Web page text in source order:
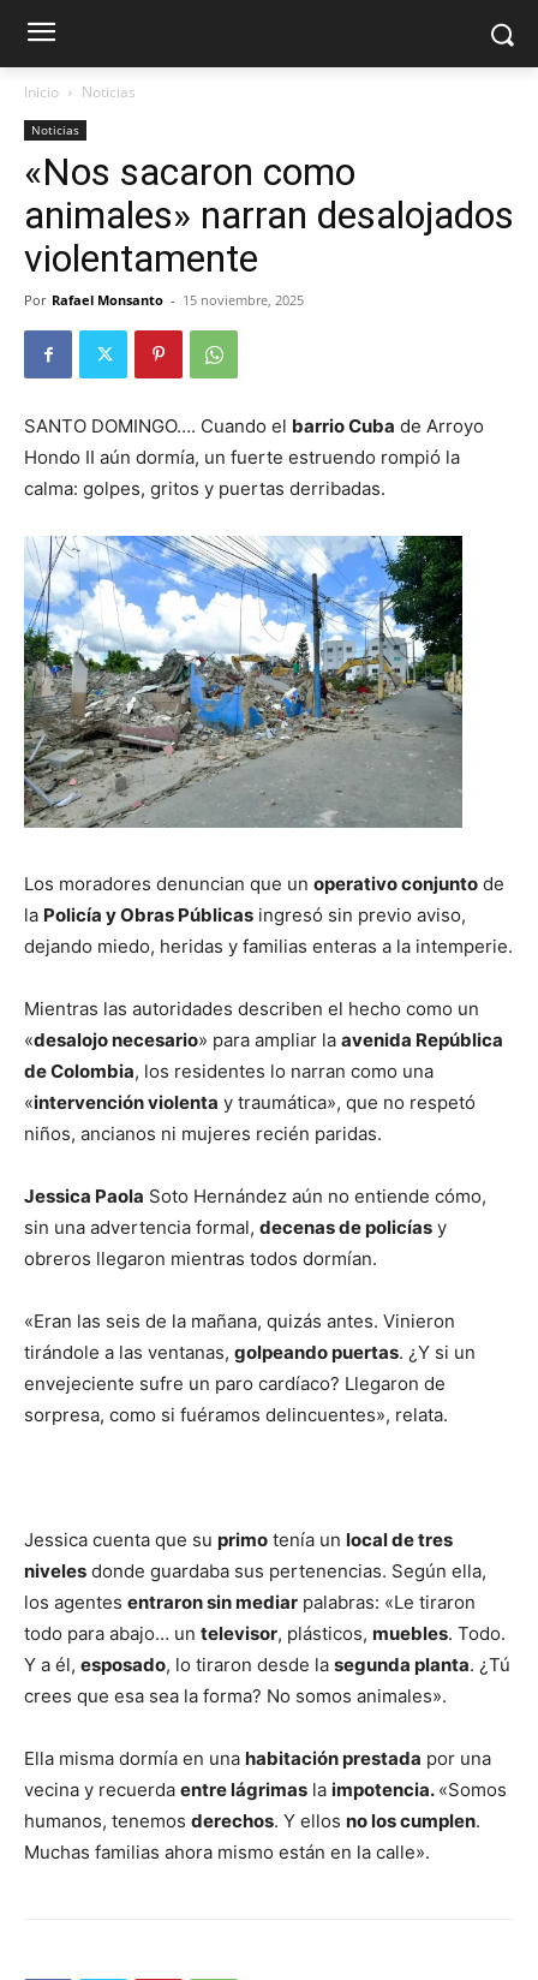
Inicio Noticias
Noticias
«Nos sacaron como
animales» narran desalojados
violentamente
Por Rafael Monsanto - 15 noviembre, 2025
SANTO DOMINGO…. Cuando el barrio Cuba de Arroyo
Hondo II aún dormía, un fuerte estruendo rompió la
calma: golpes, gritos y puertas derribadas.
Los moradores denuncian que un operativo conjunto de
la Policía y Obras Públicas ingresó sin previo aviso,
dejando miedo, heridas y familias enteras a la intemperie.
Mientras las autoridades describen el hecho como un
«desalojo necesario» para ampliar la avenida República
de Colombia, los residentes lo narran como una
«intervención violenta y traumática», que no respetó
niños, ancianos ni mujeres recién paridas.
Jessica Paola Soto Hernández aún no entiende cómo,
sin una advertencia formal, decenas de policías y
obreros llegaron mientras todos dormían.
«Eran las seis de la mañana, quizás antes. Vinieron
tirándole a las ventanas, golpeando puertas. ¿Y si un
envejeciente sufre un paro cardíaco? Llegaron de
sorpresa, como si fuéramos delincuentes», relata.
Jessica cuenta que su primo tenía un local de tres
niveles donde guardaba sus pertenencias. Según ella,
los agentes entraron sin mediar palabras: «Le tiraron
todo para abajo… un televisor, plásticos, muebles. Todo.
Y a él, esposado, lo tiraron desde la segunda planta. ¿Tú
crees que esa sea la forma? No somos animales».
Ella misma dormía en una habitación prestada por una
vecina y recuerda entre lágrimas la impotencia. «Somos
humanos, tenemos derechos. Y ellos no los cumplen.
Muchas familias ahora mismo están en la calle».